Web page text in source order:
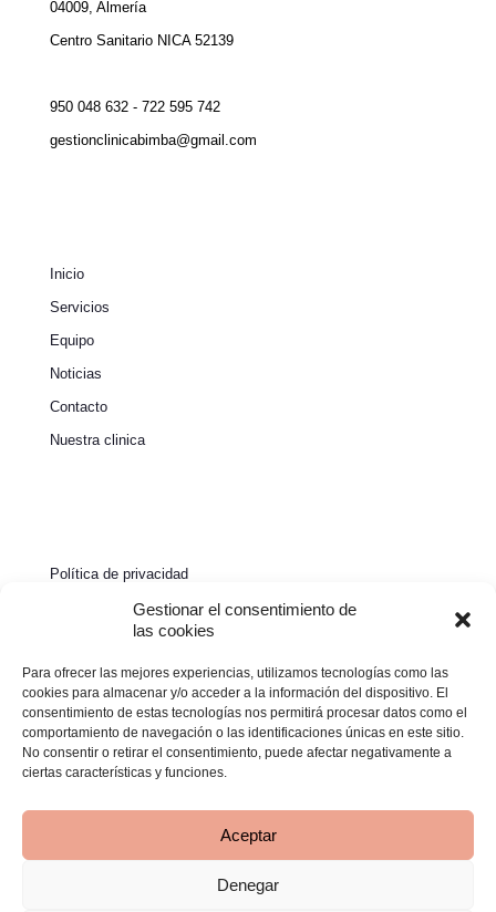
Gestionar el consentimiento de
las cookies
Para ofrecer las mejores experiencias, utilizamos tecnologías como las
cookies para almacenar y/o acceder a la información del dispositivo. El
consentimiento de estas tecnologías nos permitirá procesar datos como el
comportamiento de navegación o las identificaciones únicas en este sitio.
No consentir o retirar el consentimiento, puede afectar negativamente a
ciertas características y funciones.
Aceptar
Denegar
04009, Almería
Centro Sanitario NICA 52139
950 048 632 - 722 595 742
gestionclinicabimba@gmail.com
Inicio
Servicios
Equipo
Noticias
Contacto
Nuestra clinica
Política de privacidad
Política de cookies
Declaración de accesibilidad